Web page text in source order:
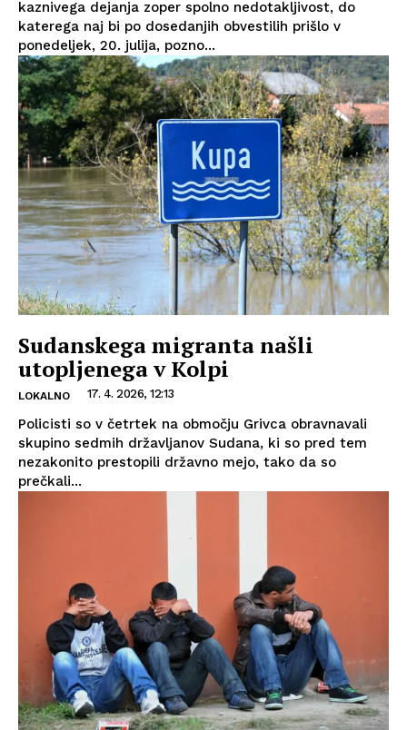
kaznivega dejanja zoper spolno nedotakljivost, do
katerega naj bi po dosedanjih obvestilih prišlo v
ponedeljek, 20. julija, pozno...
Sudanskega migranta našli
utopljenega v Kolpi
LOKALNO 17. 4. 2026, 12:13
Policisti so v četrtek na območju Grivca obravnavali
skupino sedmih državljanov Sudana, ki so pred tem
nezakonito prestopili državno mejo, tako da so
prečkali...